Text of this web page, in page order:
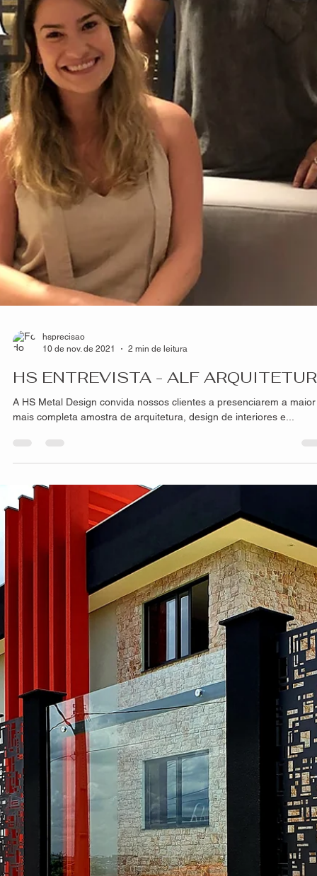
Independente da beleza e a estética única dos produtos da HS
Design, a segurança é um fator extremamente importante em
nossos...
10 de nov. de 2021
2 min de leitura